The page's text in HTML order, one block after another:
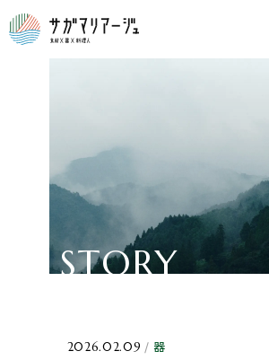
STORY
>
2026.02.09 器